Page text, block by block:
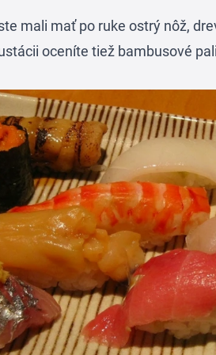
mali mať po ruke ostrý nôž,
oceníte tiež bambusové